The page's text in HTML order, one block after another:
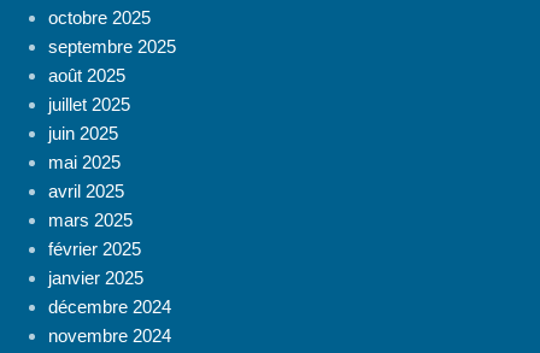
octobre 2025
septembre 2025
août 2025
juillet 2025
juin 2025
mai 2025
avril 2025
mars 2025
février 2025
janvier 2025
décembre 2024
novembre 2024